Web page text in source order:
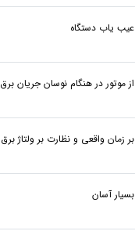
عیب یاب دستگاه
از موتور در هنگام نوسان جریان برق
بر زمان واقعی و نظارت بر ولتاژ برق
بسیار آسان